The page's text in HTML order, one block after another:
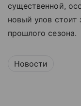
существенной,
новый улов стоит
прошлого сезона.
Новости